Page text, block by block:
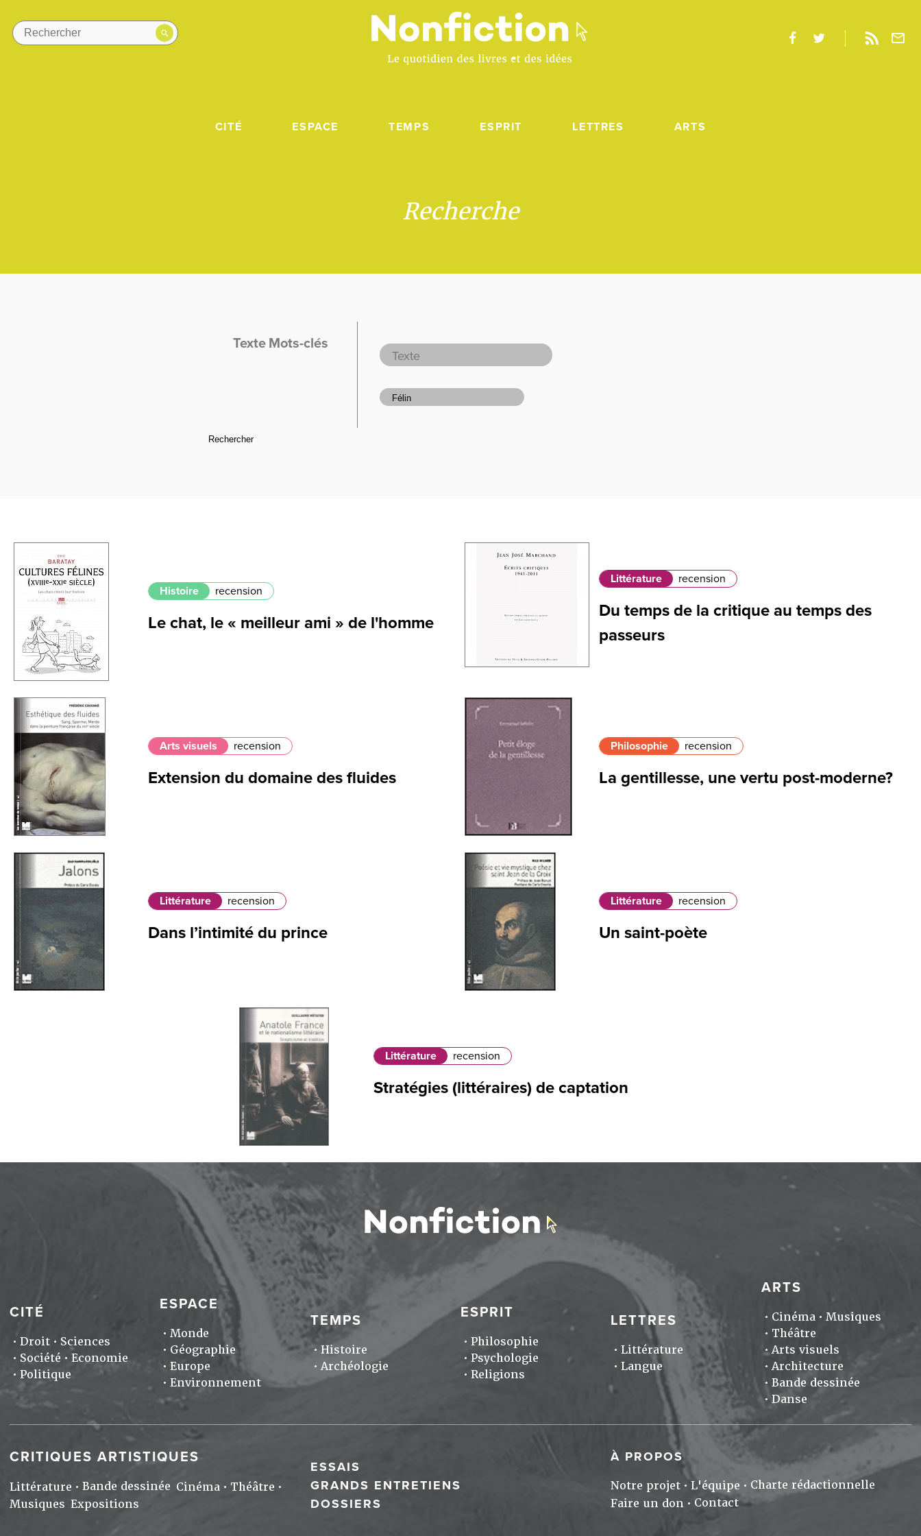
CITÉ ESPACE TEMPS ESPRIT LETTRES ARTS
Recherche
Texte Mots-clés
Histoire recension
Le chat, le « meilleur ami » de l'homme
Littérature recension
Du temps de la critique au temps des
passeurs
Arts visuels recension
Extension du domaine des fluides
Philosophie recension
La gentillesse, une vertu post-moderne?
Littérature recension
Dans l’intimité du prince
Littérature recension
Un saint-poète
Littérature recension
Stratégies (littéraires) de captation
CITÉ
Droit
Sciences
Société
Economie
Politique
ESPACE
Monde
Géographie
Europe
Environnement
TEMPS
Histoire
Archéologie
ESPRIT
Philosophie
Psychologie
Religions
LETTRES
Littérature
Langue
ARTS
Cinéma
Musiques
Théâtre
Arts visuels
Architecture
Bande dessinée
Danse
CRITIQUES ARTISTIQUES
Littérature Bande dessinée Cinéma
Théâtre
Musiques Expositions
ESSAIS
GRANDS ENTRETIENS
DOSSIERS
À PROPOS
Notre projet L'équipe
Charte rédactionnelle
Faire un don
Contact